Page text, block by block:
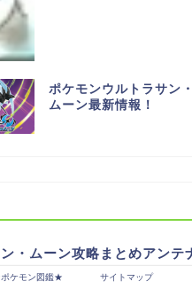
ポケモンウルトラサン
ムーン最新情報！
・ムーン攻略まとめアンテ
ケモン図鑑★ サイトマップ